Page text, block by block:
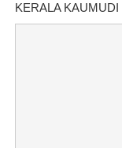
KERALA KAUMUDI